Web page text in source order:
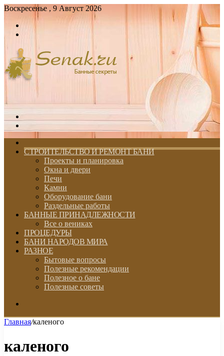
Воскресенье , 9 Август 2026
Войти
skin
СТРОИТЕЛЬСТВО И РЕМОНТ БАНИ
Проекты и планировка
Окна и двери
Печи
Камни
Оборудование бани
Раздельные работы
БАННЫЕ ПРИНАДЛЕЖНОСТИ
Все о вениках
ПРОЦЕДУРЫ
БАНИ НАРОДОВ МИРА
РАЗНОЕ
Бытовые вопросы
Полезные рекомендации
Полезное о бане
Полезные советы
Главная/каленого
каленого